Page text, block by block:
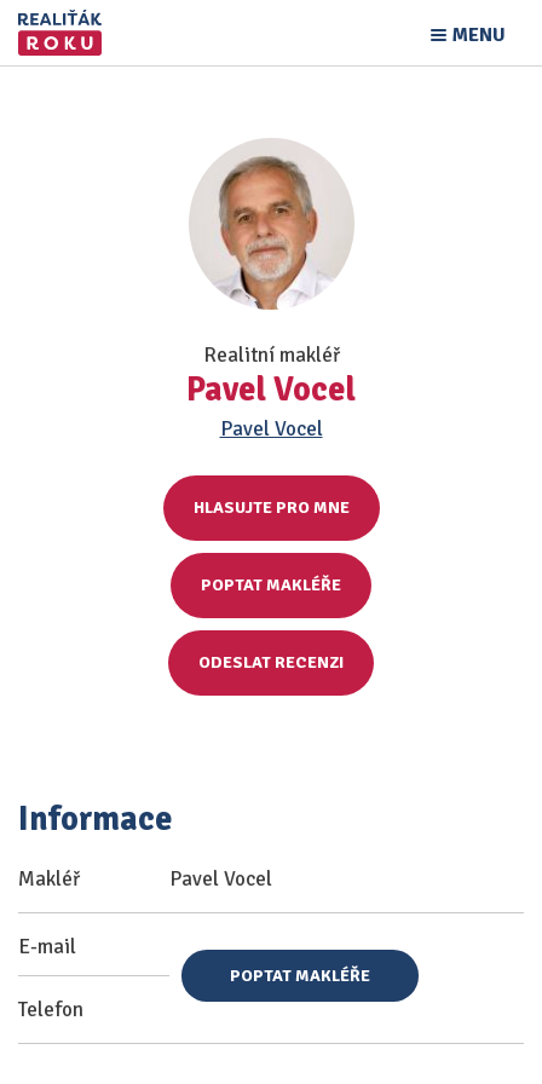
MENU
Realitní makléř
Pavel Vocel
Pavel Vocel
HLASUJTE PRO MNE
POPTAT MAKLÉŘE
ODESLAT RECENZI
Informace
Makléř Pavel Vocel
E-mail
Telefon
POPTAT MAKLÉŘE